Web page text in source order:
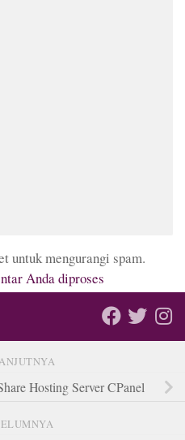
untuk mengurangi spam.
Anda diproses
Hosting Server CPanel